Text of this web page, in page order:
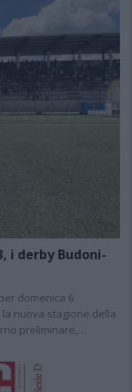
i derby Budoni-
domenica 6
nuova stagione della
preliminare,…